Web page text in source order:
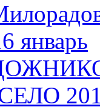
январь